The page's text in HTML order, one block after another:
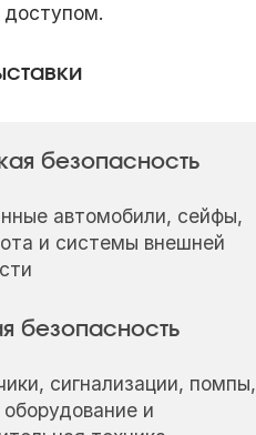
доступом.
безопасность
автомобили, сейфы,
и системы внешней
безопасность
сигнализации, помпы,
и